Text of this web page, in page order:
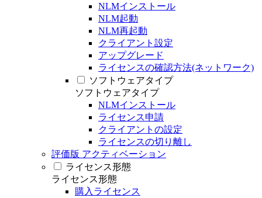
NLMインストール
NLM起動
NLM再起動
クライアント設定
アップグレード
ライセンスの確認方法(ネットワーク)
ソフトウェアタイプ
ソフトウェアタイプ
NLMインストール
ライセンス申請
クライアントの設定
ライセンスの切り離し
評価版 アクティベーション
ライセンス形態
ライセンス形態
購入ライセンス